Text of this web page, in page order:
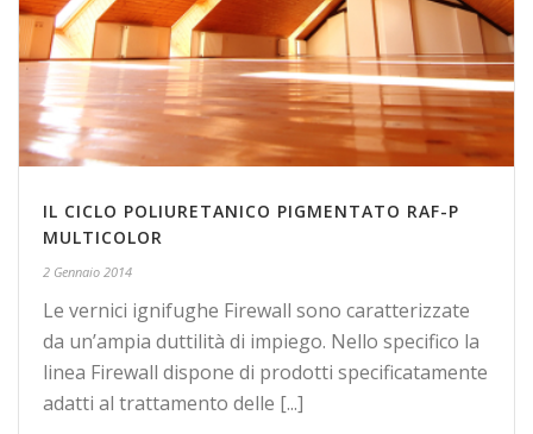
IL CICLO POLIURETANICO PIGMENTATO RAF-P
MULTICOLOR
2 Gennaio 2014
Le vernici ignifughe Firewall sono caratterizzate
da un’ampia duttilità di impiego. Nello specifico la
linea Firewall dispone di prodotti specificatamente
adatti al trattamento delle [...]